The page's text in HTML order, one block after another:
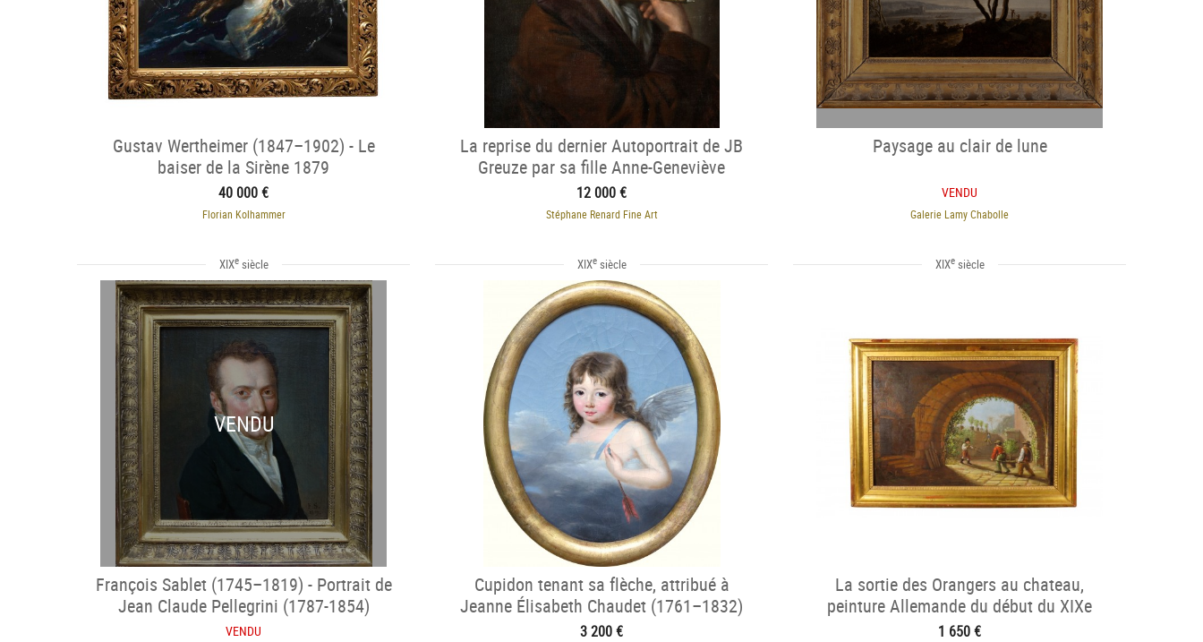
Gustav Wertheimer (1847–1902) - Le
baiser de la Sirène 1879
40 000 €
Florian Kolhammer
La reprise du dernier Autoportrait de JB
Greuze par sa fille Anne-Geneviève
(1805)
12 000 €
Stéphane Renard Fine Art
Paysage au clair de lune
VENDU
Galerie Lamy Chabolle
XIXesiècle
VENDU
François Sablet (1745–1819) - Portrait de
Jean Claude Pellegrini (1787-1854)
VENDU
XIXesiècle
Cupidon tenant sa flèche, attribué à
Jeanne Élisabeth Chaudet (1761–1832)
3 200 €
XIXesiècle
La sortie des Orangers au chateau,
peinture Allemande du début du XIXe
siècle
1 650 €